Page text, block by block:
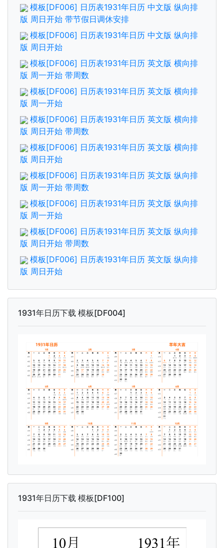
模板[DF006] 日历表1931年日历 中文版 纵向排
版 周日开始 带节假日调休安排
模板[DF006] 日历表1931年日历 中文版 纵向排
版 周日开始
模板[DF006] 日历表1931年日历 英文版 横向排
版 周一开始 带周数
模板[DF006] 日历表1931年日历 英文版 横向排
版 周一开始
模板[DF006] 日历表1931年日历 英文版 横向排
版 周日开始 带周数
模板[DF006] 日历表1931年日历 英文版 横向排
版 周日开始
模板[DF006] 日历表1931年日历 英文版 纵向排
版 周一开始 带周数
模板[DF006] 日历表1931年日历 英文版 纵向排
版 周一开始
模板[DF006] 日历表1931年日历 英文版 纵向排
版 周日开始 带周数
模板[DF006] 日历表1931年日历 英文版 纵向排
版 周日开始
1931年日历下载 模板[DF004]
1931年日历下载 模板[DF100]